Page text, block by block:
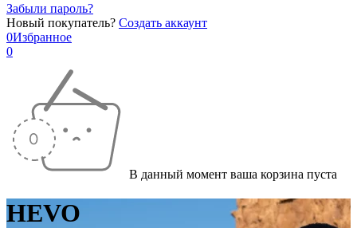
Забыли пароль?
Новый покупатель? Создать аккаунт
0Избранное
0
В данный момент ваша корзина пуста
HEVO